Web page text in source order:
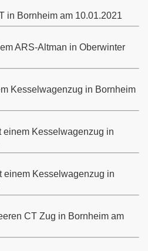
in Bornheim am 10.01.2021
ARS-Altman in Oberwinter
Kesselwagenzug in Bornheim
einem Kesselwagenzug in
einem Kesselwagenzug in
CT Zug in Bornheim am